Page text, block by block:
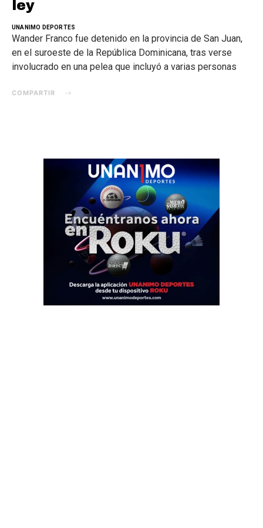
ley
UNANIMO DEPORTES
Wander Franco fue detenido en la provincia de San Juan,
en el suroeste de la República Dominicana, tras verse
involucrado en una pelea que incluyó a varias personas
COMPARTIR